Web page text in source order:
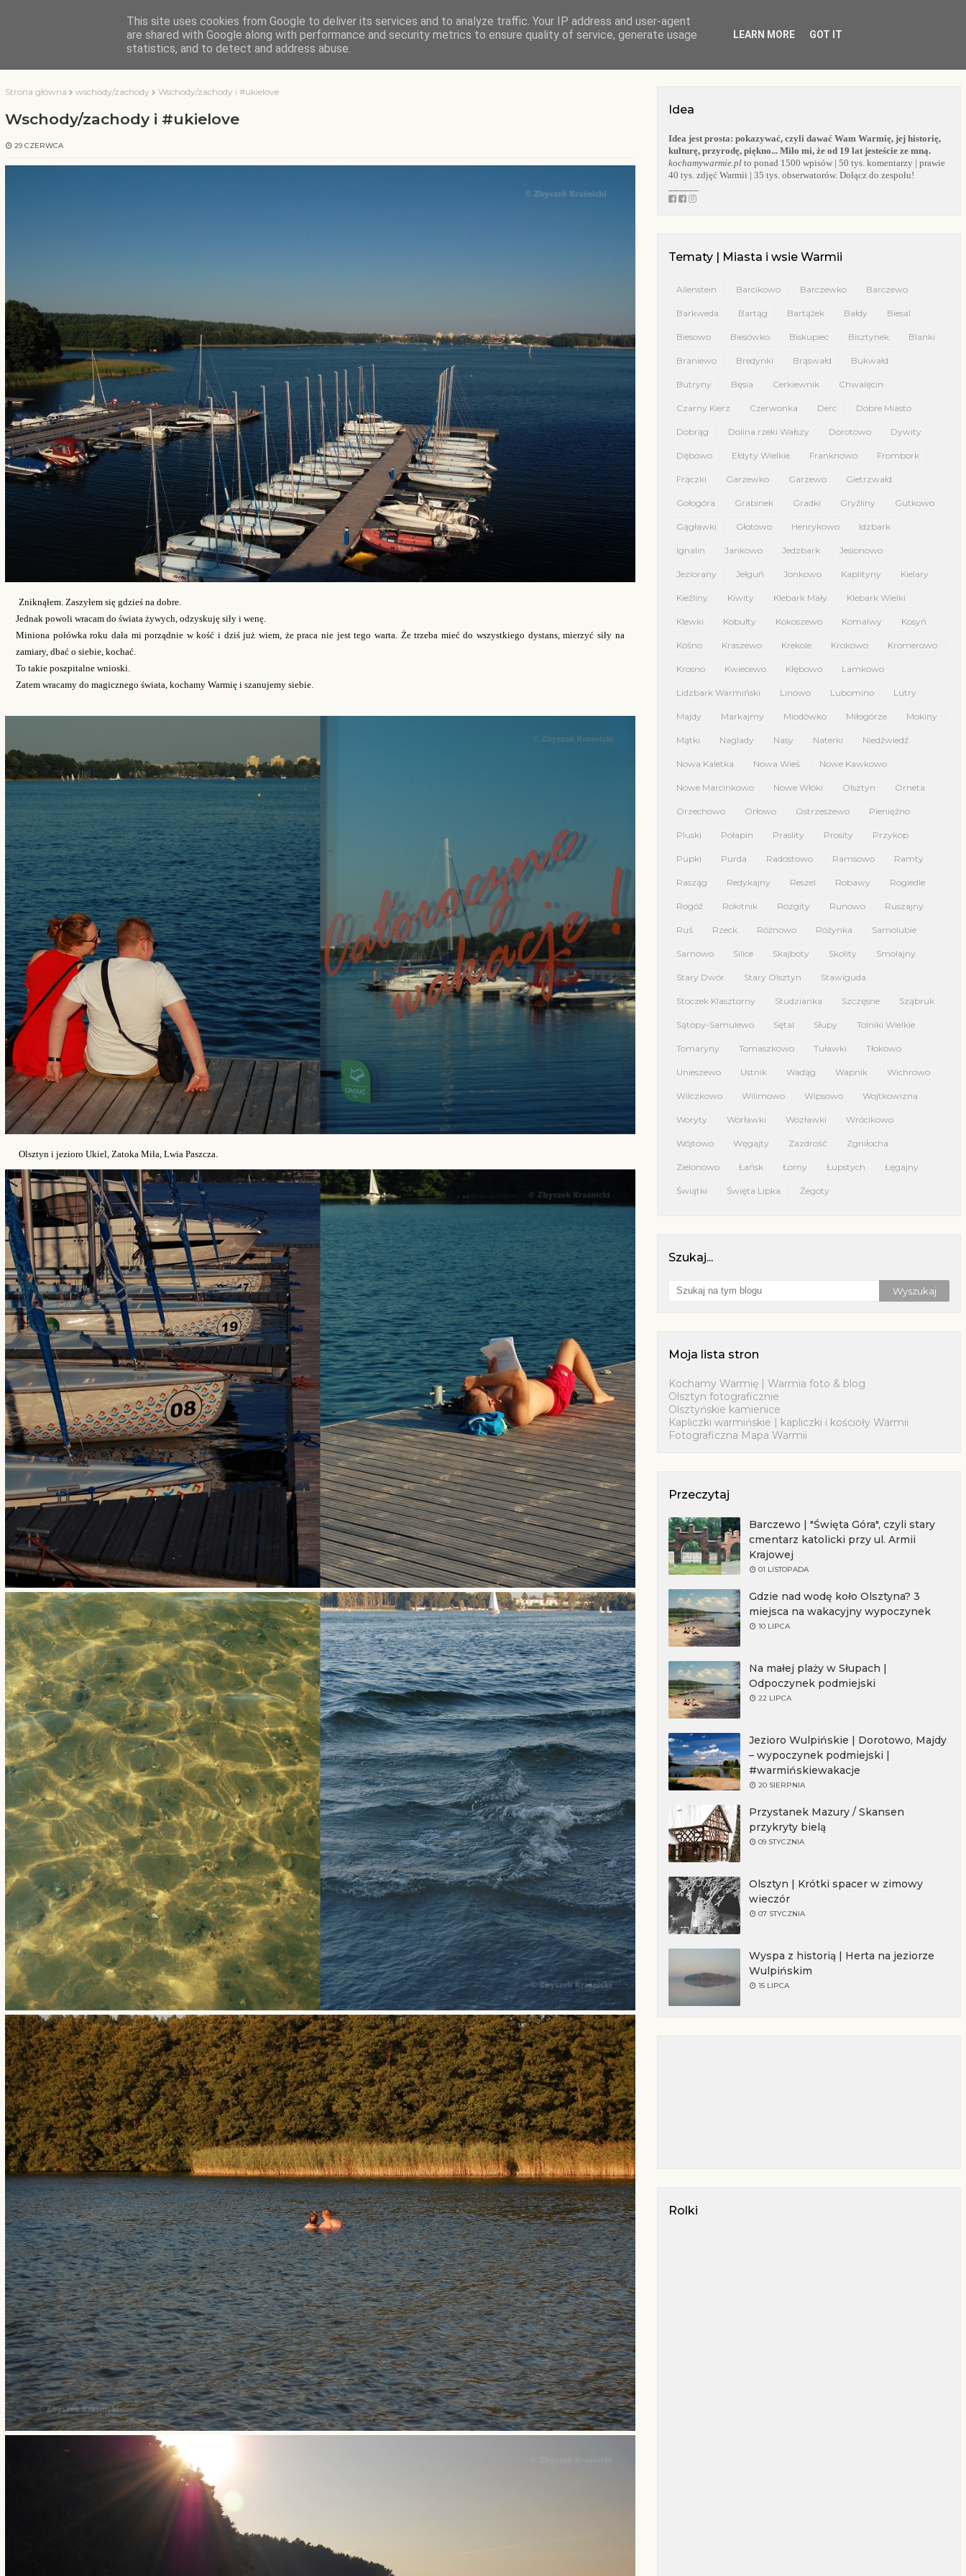
KOCHAMY WARMIĘ O BLOGU WARMIA KOŚCIOŁY WARMII
Strona główna wschody/zachody Wschody/zachody i #ukielove
Wschody/zachody i #ukielove
29 CZERWCA
Zniknąłem. Zaszyłem się gdzieś na dobre.
Jednak powoli wracam do świata żywych, odzyskuję siły i wenę.
Miniona połówka roku dała mi porządnie w kość i dziś już wiem, że praca nie jest tego warta. Że trzeba mieć do wszystkiego dystans, mierzyć siły na
zamiary, dbać o siebie, kochać.
To takie poszpitalne wnioski.
Zatem wracamy do magicznego świata, kochamy Warmię i szanujemy siebie.
Olsztyn i jezioro Ukiel, Zatoka Miła, Lwia Paszcza.
Idea
Idea jest prosta: pokazywać, czyli dawać Wam Warmię, jej historię,
kulturę, przyrodę, piękno... Miło mi, że od 19 lat jesteście ze mną.
kochamywarmie.plto ponad 1500 wpisów | 50 tys. komentarzy | prawie
40 tys. zdjęć Warmii | 35 tys. obserwatorów. Dołącz do zespołu!
Tematy | Miasta i wsie Warmii
Allenstein Barcikowo Barczewko Barczewo
Barkweda Bartąg Bartążek Bałdy Biesal
Biesowo Biesówko Biskupiec Bisztynek Blanki
Braniewo Bredynki Brąswałd Bukwałd
Butryny Bęsia Cerkiewnik Chwalęcin
Czarny Kierz Czerwonka Derc Dobre Miasto
Dobrąg Dolina rzeki Wałszy Dorotowo Dywity
Dębowo Ełdyty Wielkie Franknowo Frombork
Frączki Garzewko Garzewo Gietrzwałd
Gołogóra Grabinek Gradki Gryźliny Gutkowo
Gągławki Głotowo Henrykowo Idzbark
Ignalin Jankowo Jedzbark Jesionowo
Jeziorany Jełguń Jonkowo Kaplityny Kielary
Kieźliny Kiwity Klebark Mały Klebark Wielki
Klewki Kobułty Kokoszewo Komalwy Kosyń
Kośno Kraszewo Krekole Krokowo Kromerowo
Krosno Kwiecewo Kłębowo Lamkowo
Lidzbark Warmiński Linowo Lubomino Lutry
Majdy Markajmy Miodówko Miłogórze Mokiny
Mątki Naglady Nasy Naterki Niedźwiedź
Nowa Kaletka Nowa Wieś Nowe Kawkowo
Nowe Marcinkowo Nowe Włóki Olsztyn Orneta
Orzechowo Orłowo Ostrzeszewo Pieniężno
Pluski Połapin Praslity Prosity Przykop
Pupki Purda Radostowo Ramsowo Ramty
Rasząg Redykajny Reszel Robawy Rogiedle
Rogóż Rokitnik Rozgity Runowo Ruszajny
Ruś Rzeck Różnowo Różynka Samolubie
Sarnowo Silice Skajboty Skolity Smolajny
Stary Dwór Stary Olsztyn Stawiguda
Stoczek Klasztorny Studzianka Szczęsne Sząbruk
Sątopy-Samulewo Sętal Słupy Tolniki Wielkie
Tomaryny Tomaszkowo Tuławki Tłokowo
Unieszewo Ustnik Wadąg Wapnik Wichrowo
Wilczkowo Wilimowo Wipsowo Wojtkowizna
Woryty Worławki Wozławki Wrócikowo
Wójtowo Węgajty Zazdrość Zgniłocha
Zielonowo Łańsk Łomy Łupstych Łęgajny
Świątki Święta Lipka Żegoty
Szukaj...
Moja lista stron
Kochamy Warmię | Warmia foto & blog
Olsztyn fotograficznie
Olsztyńskie kamienice
Kapliczki warmińskie | kapliczki i kościoły Warmii
Fotograficzna Mapa Warmii
Przeczytaj
Barczewo | "Święta Góra", czyli stary
cmentarz katolicki przy ul. Armii
Krajowej
01 LISTOPADA
Gdzie nad wodę koło Olsztyna? 3
miejsca na wakacyjny wypoczynek
10 LIPCA
Na małej plaży w Słupach |
Odpoczynek podmiejski
22 LIPCA
Jezioro Wulpińskie | Dorotowo, Majdy
– wypoczynek podmiejski |
#warmińskiewakacje
20 SIERPNIA
Przystanek Mazury / Skansen
przykryty bielą
09 STYCZNIA
Olsztyn | Krótki spacer w zimowy
wieczór
07 STYCZNIA
Wyspa z historią | Herta na jeziorze
Wulpińskim
15 LIPCA
Rolki
This site uses cookies from Google to deliver its services and to analyze traffic. Your IP address and user-agent
are shared with Google along with performance and security metrics to ensure quality of service, generate usage
statistics, and to detect and address abuse.
LEARN MORE GOT IT